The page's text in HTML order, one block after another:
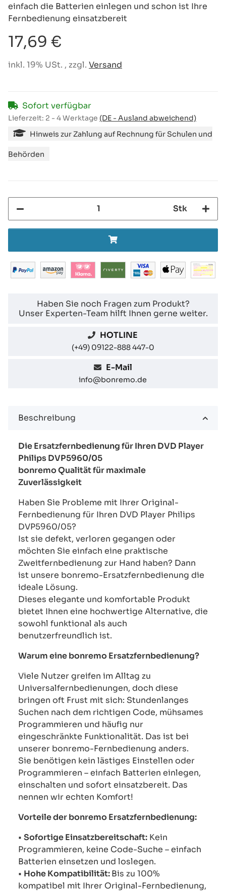
einfach die Batterien einlegen und schon ist Ihre
Fernbedienung einsatzbereit
17,69 €
inkl. 19% USt. , zzgl. Versand
Sofort verfügbar
Lieferzeit: 2 - 4 Werktage (DE - Ausland abweichend)
Hinweis zur Zahlung auf Rechnung für Schulen und
Behörden
Stk
Haben Sie noch Fragen zum Produkt?
Unser Experten-Team hilft Ihnen gerne weiter.
HOTLINE
(+49) 09122-888 447-0
E-Mail
info@bonremo.de
Beschreibung
Die Ersatzfernbedienung für Ihren DVD Player
Philips DVP5960/05
bonremo Qualität für maximale
Zuverlässigkeit
Haben Sie Probleme mit Ihrer Original-
Fernbedienung für Ihren DVD Player Philips
DVP5960/05?
Ist sie defekt, verloren gegangen oder
möchten Sie einfach eine praktische
Zweitfernbedienung zur Hand haben? Dann
ist unsere bonremo-Ersatzfernbedienung die
ideale Lösung.
Dieses elegante und komfortable Produkt
bietet Ihnen eine hochwertige Alternative, die
sowohl funktional als auch
benutzerfreundlich ist.
Warum eine bonremo Ersatzfernbedienung?
Viele Nutzer greifen im Alltag zu
Universalfernbedienungen, doch diese
bringen oft Frust mit sich: Stundenlanges
Suchen nach dem richtigen Code, mühsames
Programmieren und häufig nur
eingeschränkte Funktionalität. Das ist bei
unserer bonremo-Fernbedienung anders.
Sie benötigen kein lästiges Einstellen oder
Programmieren – einfach Batterien einlegen,
einschalten und sofort einsatzbereit. Das
nennen wir echten Komfort!
Vorteile der bonremo Ersatzfernbedienung:
• Sofortige Einsatzbereitschaft: Kein
Programmieren, keine Code-Suche – einfach
Batterien einsetzen und loslegen.
• Hohe Kompatibilität:Bis zu 100%
kompatibel mit Ihrer Original-Fernbedienung,